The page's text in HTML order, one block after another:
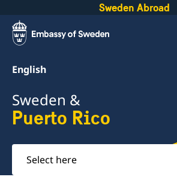
Sweden Abroad
English
Sweden &
Puerto Rico
Select
here